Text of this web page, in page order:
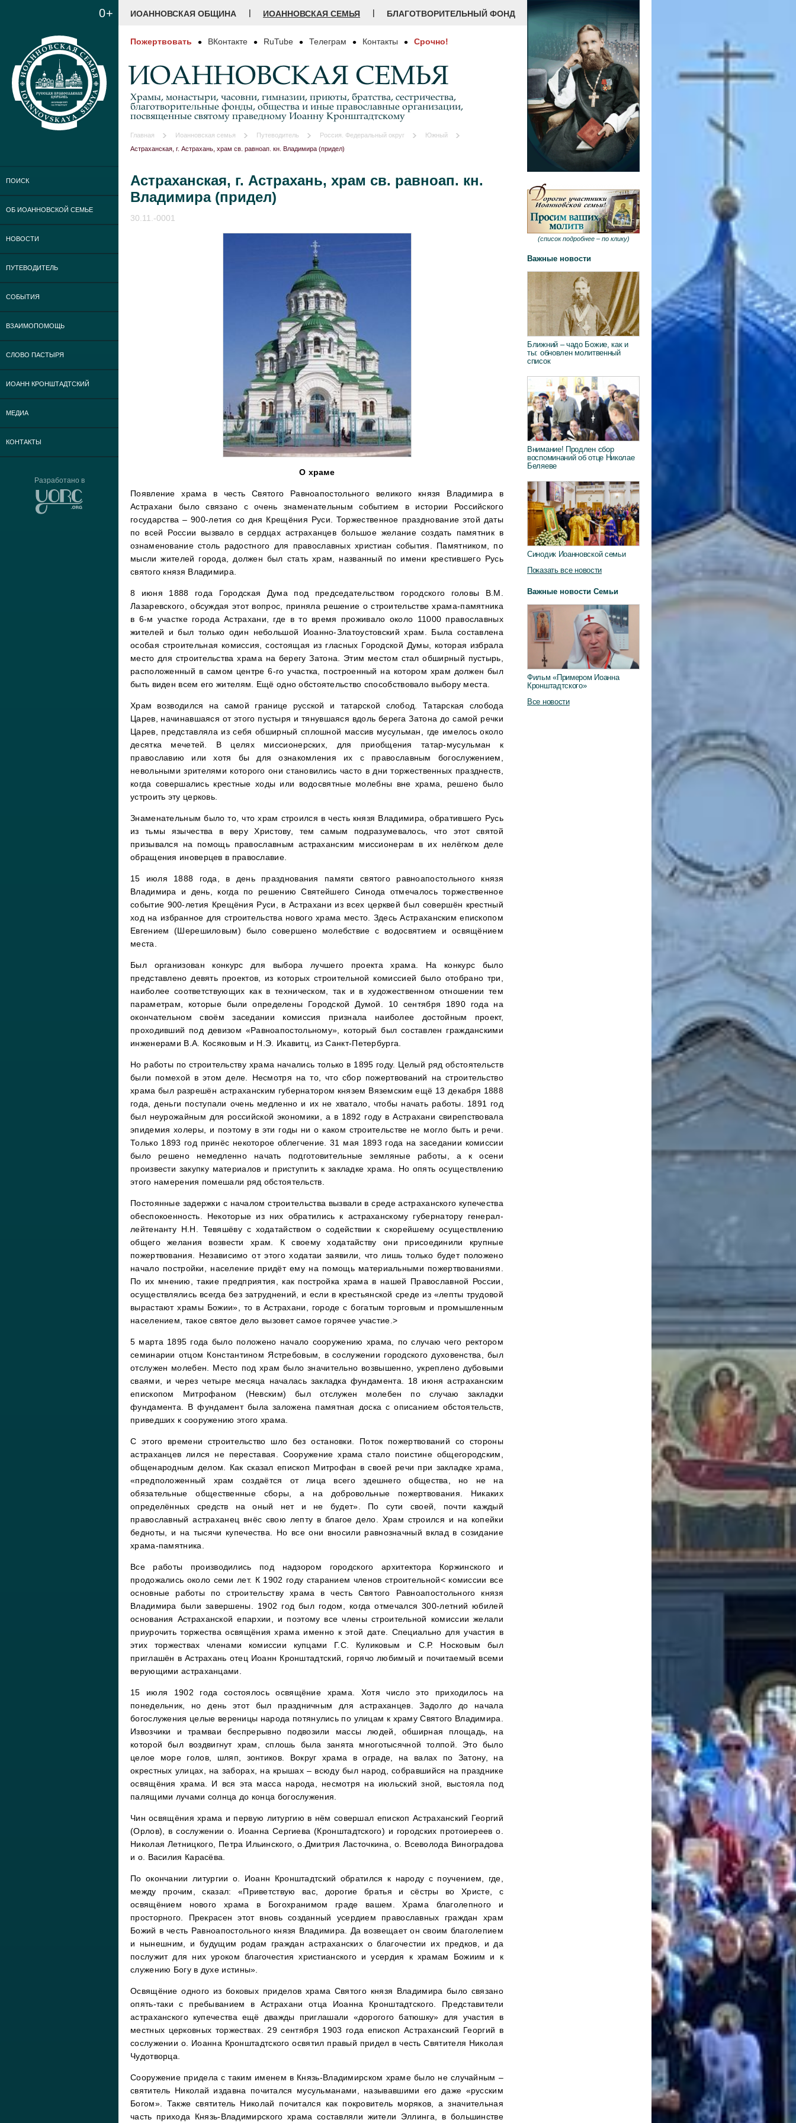
0+
ПОИСК
ОБ ИОАННОВСКОЙ СЕМЬЕ
НОВОСТИ
ПУТЕВОДИТЕЛЬ
СОБЫТИЯ
ВЗАИМОПОМОЩЬ
СЛОВО ПАСТЫРЯ
ИОАНН КРОНШТАДТСКИЙ
МЕДИА
КОНТАКТЫ
Разработано в
ИОАННОВСКАЯ ОБЩИНА | ИОАННОВСКАЯ СЕМЬЯ | БЛАГОТВОРИТЕЛЬНЫЙ ФОНД
Пожертвовать ВКонтакте RuTube Телеграм Контакты Срочно!
ИОАННОВСКАЯ СЕМЬЯ
Храмы, монастыри, часовни, гимназии, приюты, братства, сестричества,
благотворительные фонды, общества и иные православные организации,
посвященные святому праведному Иоанну Кронштадтскому
Главная Иоанновская семья Путеводитель Россия. Федеральный округ
Южный
Астраханская, г. Астрахань, храм св. равноап. кн. Владимира (придел)
Астраханская, г. Астрахань, храм св. равноап. кн.
Владимира (придел)
30.11.-0001
О храме
Появление храма в честь Святого Равноапостольного великого князя Владимира в
Астрахани было связано с очень знаменательным событием в истории Российского
государства – 900-летия со дня Крещёния Руси. Торжественное празднование этой даты
по всей России вызвало в сердцах астраханцев большое желание создать памятник в
ознаменование столь радостного для православных христиан события. Памятником, по
мысли жителей города, должен был стать храм, названный по имени крестившего Русь
святого князя Владимира.
8 июня 1888 года Городская Дума под председательством городского головы В.М.
Лазаревского, обсуждая этот вопрос, приняла решение о строительстве храма-памятника
в 6-м участке города Астрахани, где в то время проживало около 11000 православных
жителей и был только один небольшой Иоанно-Златоустовский храм. Была составлена
особая строительная комиссия, состоящая из гласных Городской Думы, которая избрала
место для строительства храма на берегу Затона. Этим местом стал обширный пустырь,
расположенный в самом центре 6-го участка, построенный на котором храм должен был
быть виден всем его жителям. Ещё одно обстоятельство способствовало выбору места.
Храм возводился на самой границе русской и татарской слобод. Татарская слобода
Царев, начинавшаяся от этого пустыря и тянувшаяся вдоль берега Затона до самой речки
Царев, представляла из себя обширный сплошной массив мусульман, где имелось около
десятка мечетей. В целях миссионерских, для приобщения татар-мусульман к
православию или хотя бы для ознакомления их с православным богослужением,
невольными зрителями которого они становились часто в дни торжественных празднеств,
когда совершались крестные ходы или водосвятные молебны вне храма, решено было
устроить эту церковь.
Знаменательным было то, что храм строился в честь князя Владимира, обратившего Русь
из тьмы язычества в веру Христову, тем самым подразумевалось, что этот святой
призывался на помощь православным астраханским миссионерам в их нелёгком деле
обращения иноверцев в православие.
15 июля 1888 года, в день празднования памяти святого равноапостольного князя
Владимира и день, когда по решению Святейшего Синода отмечалось торжественное
событие 900-летия Крещёния Руси, в Астрахани из всех церквей был совершён крестный
ход на избранное для строительства нового храма место. Здесь Астраханским епископом
Евгением (Шерешиловым) было совершено молебствие с водосвятием и освящёнием
места.
Был организован конкурс для выбора лучшего проекта храма. На конкурс было
представлено девять проектов, из которых строительной комиссией было отобрано три,
наиболее соответствующих как в техническом, так и в художественном отношении тем
параметрам, которые были определены Городской Думой. 10 сентября 1890 года на
окончательном своём заседании комиссия признала наиболее достойным проект,
проходивший под девизом «Равноапостольному», который был составлен гражданскими
инженерами В.А. Косяковым и Н.Э. Икавитц, из Санкт-Петербурга.
Но работы по строительству храма начались только в 1895 году. Целый ряд обстоятельств
были помехой в этом деле. Несмотря на то, что сбор пожертвований на строительство
храма был разрешён астраханским губернатором князем Вяземским ещё 13 декабря 1888
года, деньги поступали очень медленно и их не хватало, чтобы начать работы. 1891 год
был неурожайным для российской экономики, а в 1892 году в Астрахани свирепствовала
эпидемия холеры, и поэтому в эти годы ни о каком строительстве не могло быть и речи.
Только 1893 год принёс некоторое облегчение. 31 мая 1893 года на заседании комиссии
было решено немедленно начать подготовительные земляные работы, а к осени
произвести закупку материалов и приступить к закладке храма. Но опять осуществлению
этого намерения помешали ряд обстоятельств.
Постоянные задержки с началом строительства вызвали в среде астраханского купечества
обеспокоенность. Некоторые из них обратились к астраханскому губернатору генерал-
лейтенанту Н.Н. Тевяшёву с ходатайством о содействии к скорейшему осуществлению
общего желания возвести храм. К своему ходатайству они присоединили крупные
пожертвования. Независимо от этого ходатаи заявили, что лишь только будет положено
начало постройки, население придёт ему на помощь материальными пожертвованиями.
По их мнению, такие предприятия, как постройка храма в нашей Православной России,
осуществлялись всегда без затруднений, и если в крестьянской среде из «лепты трудовой
вырастают храмы Божии», то в Астрахани, городе с богатым торговым и промышленным
населением, такое святое дело вызовет самое горячее участие.>
5 марта 1895 года было положено начало сооружению храма, по случаю чего ректором
семинарии отцом Константином Ястребовым, в сослужении городского духовенства, был
отслужен молебен. Место под храм было значительно возвышенно, укреплено дубовыми
сваями, и через четыре месяца началась закладка фундамента. 18 июня астраханским
епископом Митрофаном (Невским) был отслужен молебен по случаю закладки
фундамента. В фундамент была заложена памятная доска с описанием обстоятельств,
приведших к сооружению этого храма.
С этого времени строительство шло без остановки. Поток пожертвований со стороны
астраханцев лился не переставая. Сооружение храма стало поистине общегородским,
общенародным делом. Как сказал епископ Митрофан в своей речи при закладке храма,
«предположенный храм создаётся от лица всего здешнего общества, но не на
обязательные общественные сборы, а на добровольные пожертвования. Никаких
определённых средств на оный нет и не будет». По сути своей, почти каждый
православный астраханец внёс свою лепту в благое дело. Храм строился и на копейки
бедноты, и на тысячи купечества. Но все они вносили равнозначный вклад в созидание
храма-памятника.
Все работы производились под надзором городского архитектора Коржинского и
продожались около семи лет. К 1902 году старанием членов строительной< комиссии все
основные работы по строительству храма в честь Святого Равноапостольного князя
Владимира были завершены. 1902 год был годом, когда отмечался 300-летний юбилей
основания Астраханской епархии, и поэтому все члены строительной комиссии желали
приурочить торжества освящёния храма именно к этой дате. Специально для участия в
этих торжествах членами комиссии купцами Г.С. Куликовым и С.Р. Носковым был
приглашён в Астрахань отец Иоанн Кронштадтский, горячо любимый и почитаемый всеми
верующими астраханцами.
15 июля 1902 года состоялось освящёние храма. Хотя число это приходилось на
понедельник, но день этот был праздничным для астраханцев. Задолго до начала
богослужения целые вереницы народа потянулись по улицам к храму Святого Владимира.
Извозчики и трамваи беспрерывно подвозили массы людей, обширная площадь, на
которой был воздвигнут храм, сплошь была занята многотысячной толпой. Это было
целое море голов, шляп, зонтиков. Вокруг храма в ограде, на валах по Затону, на
окрестных улицах, на заборах, на крышах – всюду был народ, собравшийся на празднике
освящёния храма. И вся эта масса народа, несмотря на июльский зной, выстояла под
палящими лучами солнца до конца богослужения.
Чин освящёния храма и первую литургию в нём совершал епископ Астраханский Георгий
(Орлов), в сослужении о. Иоанна Сергиева (Кронштадтского) и городских протоиереев о.
Николая Летницкого, Петра Ильинского, о.Дмитрия Ласточкина, о. Всеволода Виноградова
и о. Василия Карасёва.
По окончании литургии о. Иоанн Кронштадтский обратился к народу с поучением, где,
между прочим, сказал: «Приветствую вас, дорогие братья и сёстры во Христе, с
освящёнием нового храма в Богохранимом граде вашем. Храма благолепного и
просторного. Прекрасен этот вновь созданный усердием православных граждан храм
Божий в честь Равноапостольного князя Владимира. Да возвещает он своим благолепием
и нынешним, и будущим родам граждан астраханских о благочестии их предков, и да
послужит для них уроком благочестия христианского и усердия к храмам Божиим и к
служению Богу в духе истины».
Освящёние одного из боковых приделов храма Святого князя Владимира было связано
опять-таки с пребыванием в Астрахани отца Иоанна Кронштадтского. Представители
астраханского купечества ещё дважды приглашали «дорогого батюшку» для участия в
местных церковных торжествах. 29 сентября 1903 года епископ Астраханский Георгий в
сослужении о. Иоанна Кронштадтского освятил правый придел в честь Святителя Николая
Чудотворца.
Сооружение придела с таким именем в Князь-Владимирском храме было не случайным –
святитель Николай издавна почитался мусульманами, называвшими его даже «русским
Богом». Также святитель Николай почитался как покровитель моряков, а значительная
часть прихода Князь-Владимирского храма составляли жители Эллинга, в большинстве
(список подробнее – по клику)
Важные новости
Ближний – чадо Божие, как и
ты: обновлен молитвенный
список
Внимание! Продлен сбор
воспоминаний об отце Николае
Беляеве
Синодик Иоанновской семьи
Показать все новости
Важные новости Семьи
Фильм «Примером Иоанна
Кронштадтского»
Все новости